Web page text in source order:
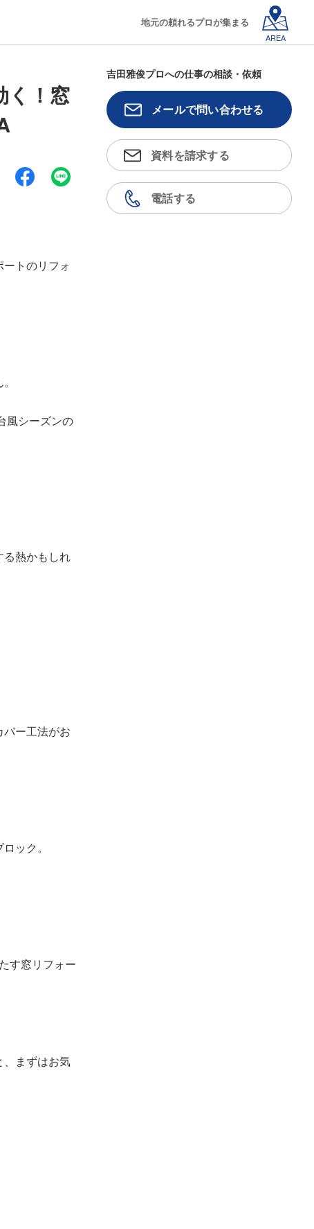
地元の頼れるプロが集まる
AREA
く！窓
トのリフォ
風シーズンの
る熱かもしれ
ー工法がお
ック。
す窓リフォー
まずはお気
吉田雅俊プロへの仕事の相談・依頼
メールで問い合わせる
資料を請求する
電話する